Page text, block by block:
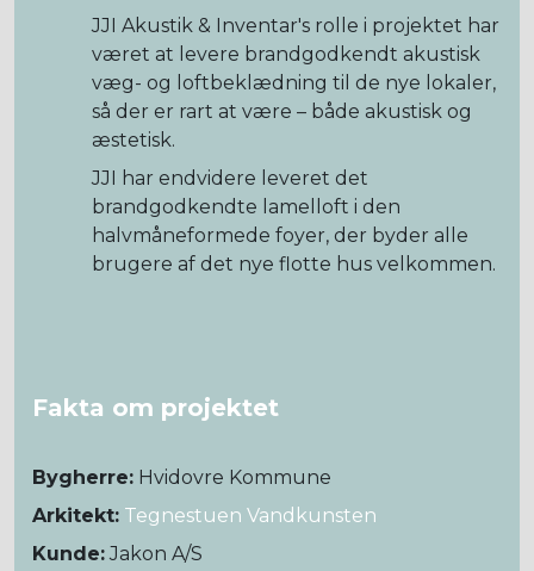
JJI Akustik & Inventar's rolle i projektet har
været at levere brandgodkendt akustisk
væg- og loftbeklædning til de nye lokaler,
så der er rart at være – både akustisk og
æstetisk.
JJI har endvidere leveret det
brandgodkendte lamelloft i den
halvmåneformede foyer, der byder alle
brugere af det nye flotte hus velkommen.
Fakta om projektet
Bygherre: Hvidovre Kommune
Arkitekt: Tegnestuen Vandkunsten
Kunde:Jakon A/S